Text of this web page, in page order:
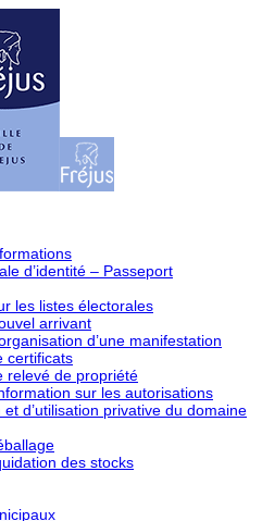
d’identité – Passeport
les listes électorales
arrivant
d’une manifestation
certificats
relevé de propriété
sur les autorisations
et d’utilisation privative du domaine
des stocks